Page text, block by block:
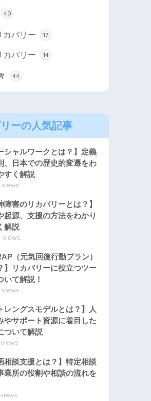
40
カバリー 17
カバリー 14
44
ーの人気記事
シャルワークとは？】定義
、日本での歴史的変遷をわ
すく解説
views
障害のリカバリーとは？】
起源、支援の方法をわかり
解説
views
（元気回復行動プラン）
】リカバリーに役立つツー
いて解説！
views
レングスモデルとは？】人
やサポート資源に着目した
ついて解説
相談支援とは？】特定相談
業所の役割や相談の流れを